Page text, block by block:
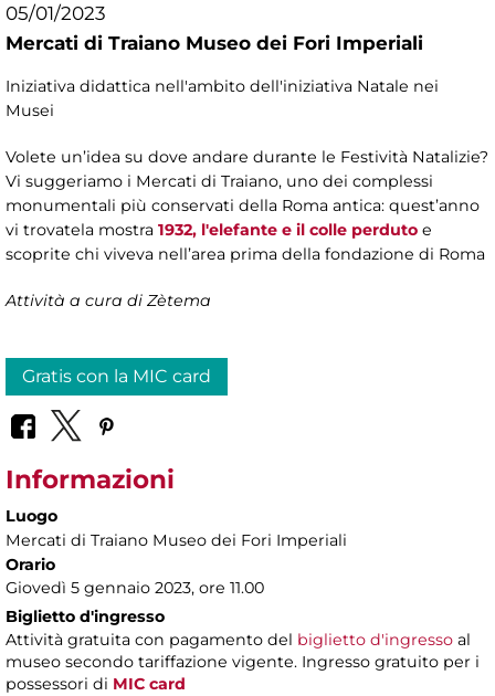
05/01/2023
Mercati di Traiano Museo dei Fori Imperiali
Iniziativa didattica nell'ambito dell'iniziativa Natale nei
Musei
Volete un’idea su dove andare durante le Festività Natalizie?
Vi suggeriamo i Mercati di Traiano, uno dei complessi
monumentali più conservati della Roma antica: quest’anno
vi trovatela mostra 1932, l'elefante e il colle perduto e
scoprite chi viveva nell’area prima della fondazione di Roma
Attività a cura di Zètema
Gratis con la MIC card
Informazioni
Luogo
Mercati di Traiano Museo dei Fori Imperiali
Orario
Giovedì 5 gennaio 2023, ore 11.00
Biglietto d'ingresso
Attività gratuita con pagamento del biglietto d'ingresso al
museo secondo tariffazione vigente. Ingresso gratuito per i
possessori di MIC card